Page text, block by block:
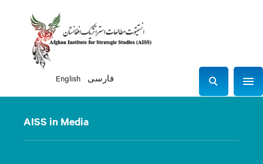
English فارسی
S
e
c
AISS in Media